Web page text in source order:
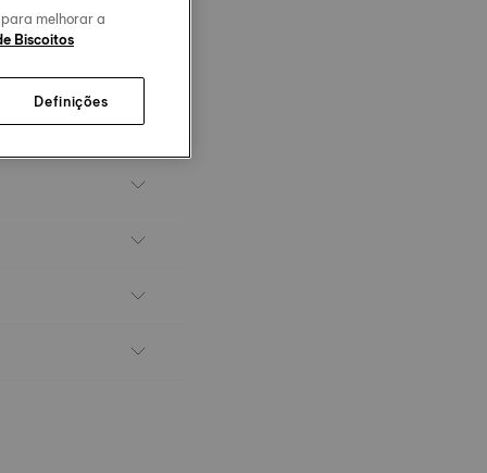
melhorar a
Biscoitos
Definições